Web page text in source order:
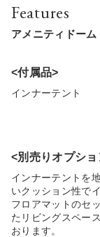
Features
アメニティドー
<付属品>
インナーテント
<別売りオプショ
インナーテントを
いクッション性で
フロアマットのセ
たリビングスペー
おります。